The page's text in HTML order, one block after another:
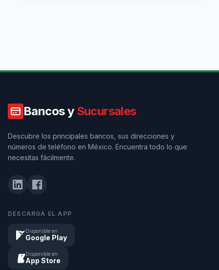
Bancos y Sucursales
Descubre los principales bancos, sus direcciones y
números de teléfono en México. Encuentra todo lo que
necesitas fácilmente.
DESCARGA EL APP
Disponible en
Google Play
Disponible en
App Store